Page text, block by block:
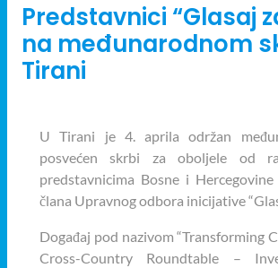
Predstavnici “Glasaj
na međunarodnom
Tirani
U Tirani je 4. aprila održan
posvećen skrbi za oboljele od
predstavnicima Bosne i
člana Upravnog odbora inicijative
Događaj pod nazivom “Transforming
Cross-Country Roundtable –